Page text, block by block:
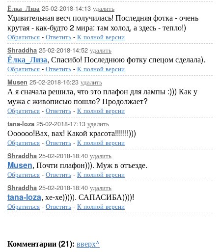
Ёлка_Лиза 25-02-2018-14:13 удалить
Удивительная весч получилась! Последняя фотка - очень
крутая - как-будто 2 мира: там холод, а здесь - тепло!)
Обратиться - Ответить - К полной версии
Shraddha 25-02-2018-14:52 удалить
Ёлка_Лиза, Спасибо! Последнюю фотку спецом сделала).
Обратиться - Ответить - К полной версии
Musen 25-02-2018-16:23 удалить
А я сначала решила, что это плафон для лампы :))) Как у
мужа с живописью пошло? Продолжает?
Обратиться - Ответить - К полной версии
tana-loza 25-02-2018-17:13 удалить
Оооооо!Вах, вах! Какой красота!!!!!!!)))
Обратиться - Ответить - К полной версии
Shraddha 25-02-2018-18:40 удалить
Musen, Почти плафон))). Муж в отъезде.
Обратиться - Ответить - К полной версии
Shraddha 25-02-2018-18:40 удалить
tana-loza, хе-хе))))). САПАСИБА))))!
Обратиться - Ответить - К полной версии
Комментарии (21): вверх^